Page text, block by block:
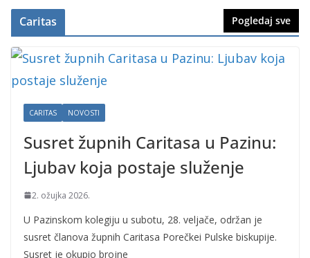
Caritas Pogledaj sve
CARITAS NOVOSTI
Susret župnih Caritasa u Pazinu:
Ljubav koja postaje služenje
2. ožujka 2026.
U Pazinskom kolegiju u subotu, 28. veljače, održan je
susret članova župnih Caritasa Porečkei Pulske biskupije.
Susret je okupio brojne